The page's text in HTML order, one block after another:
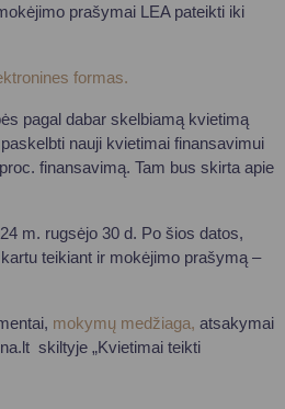
prašymai LEA pateikti iki
formas.
pagal dabar skelbiamą kvietimą
nauji kvietimai finansavimui
finansavimą. Tam bus skirta apie
m. rugsėjo 30 d. Po šios datos,
teikiant ir mokėjimo prašymą –
mokymų medžiaga, atsakymai
skiltyje „Kvietimai teikti